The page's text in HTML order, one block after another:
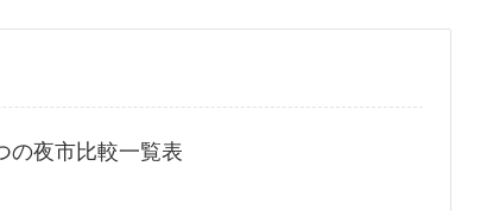
の夜市比較一覧表